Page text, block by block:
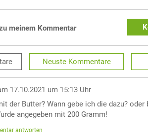
meinem Kommentar
Neuste Kommentare
17.10.2021 um 15:13 Uhr
der Butter? Wann gebe ich die dazu? oder
angegeben mit 200 Gramm!
antworten